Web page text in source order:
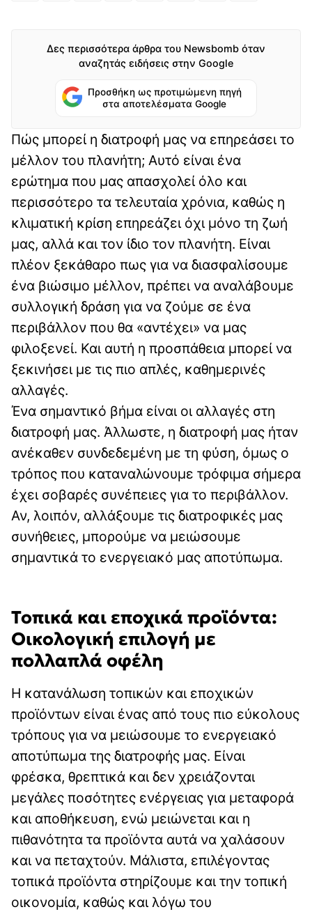
Δες περισσότερα άρθρα του Newsbomb όταν
αναζητάς ειδήσεις στην Google
Προσθήκη ως προτιμώμενη πηγή
στα αποτελέσματα Google
Πώς μπορεί η διατροφή μας να επηρεάσει το
μέλλον του πλανήτη; Αυτό είναι ένα
ερώτημα που μας απασχολεί όλο και
περισσότερο τα τελευταία χρόνια, καθώς η
κλιματική κρίση επηρεάζει όχι μόνο τη ζωή
μας, αλλά και τον ίδιο τον πλανήτη. Είναι
πλέον ξεκάθαρο πως για να διασφαλίσουμε
ένα βιώσιμο μέλλον, πρέπει να αναλάβουμε
συλλογική δράση για να ζούμε σε ένα
περιβάλλον που θα «αντέχει» να μας
φιλοξενεί. Και αυτή η προσπάθεια μπορεί να
ξεκινήσει με τις πιο απλές, καθημερινές
αλλαγές.
Ένα σημαντικό βήμα είναι οι αλλαγές στη
διατροφή μας. Άλλωστε, η διατροφή μας ήταν
ανέκαθεν συνδεδεμένη με τη φύση, όμως ο
τρόπος που καταναλώνουμε τρόφιμα σήμερα
έχει σοβαρές συνέπειες για το περιβάλλον.
Αν, λοιπόν, αλλάξουμε τις διατροφικές μας
συνήθειες, μπορούμε να μειώσουμε
σημαντικά το ενεργειακό μας αποτύπωμα.
Τοπικά και εποχικά προϊόντα:
Οικολογική επιλογή με
πολλαπλά οφέλη
Η κατανάλωση τοπικών και εποχικών
προϊόντων είναι ένας από τους πιο εύκολους
τρόπους για να μειώσουμε το ενεργειακό
αποτύπωμα της διατροφής μας. Είναι
φρέσκα, θρεπτικά και δεν χρειάζονται
μεγάλες ποσότητες ενέργειας για μεταφορά
και αποθήκευση, ενώ μειώνεται και η
πιθανότητα τα προϊόντα αυτά να χαλάσουν
και να πεταχτούν. Μάλιστα, επιλέγοντας
τοπικά προϊόντα στηρίζουμε και την τοπική
οικονομία, καθώς και λόγω του